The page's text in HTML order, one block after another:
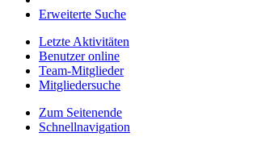
Erweiterte Suche
Letzte Aktivitäten
Benutzer online
Team-Mitglieder
Mitgliedersuche
Zum Seitenende
Schnellnavigation